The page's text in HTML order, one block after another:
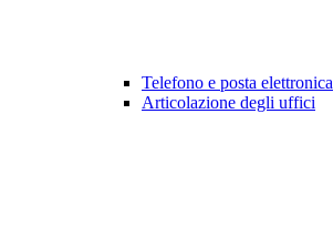
Telefono e posta elettronica
Articolazione degli uffici